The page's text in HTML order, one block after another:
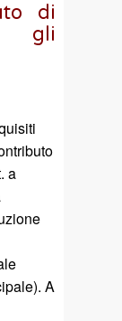
di
gli
a
A